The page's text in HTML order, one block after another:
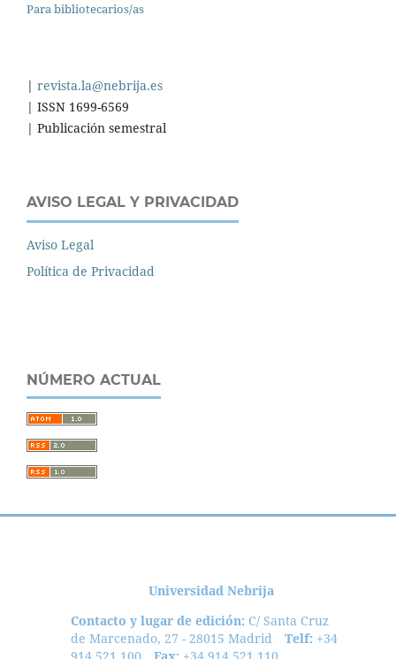
Para bibliotecarios/as
| revista.la@nebrija.es
| ISSN 1699-6569
| Publicación semestral
AVISO LEGAL Y PRIVACIDAD
Aviso Legal
Política de Privacidad
NÚMERO ACTUAL
Universidad Nebrija
Contacto y lugar de edición: C/ Santa Cruz
de Marcenado, 27 - 28015 Madrid
Telf: +34